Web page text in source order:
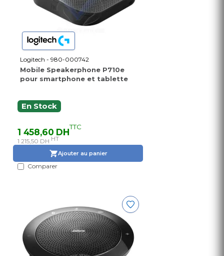
Logitech - 980-000742
Mobile Speakerphone P710e
pour smartphone et tablette
En Stock
1 458,60 DHTTC
1 215,50 DH HT
Ajouter au panier
Comparer